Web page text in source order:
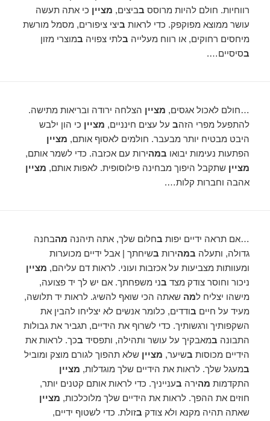
רווחיות. חולם להיות מרוסס בביצים, מציין כי אתה תעשה
עושר ממוצא מפוקפק. כדי לראות ביצי ציפורים, מסמל מורשת
מיחסים רחוקים, או רווח מעלייה בלתי צפויה במוצרי מזון
בסיסיים….
…חולם לאכול אגסים, מציין הצלחה ירודה ובריאות מתישה.
להתפעל מפרי הזהב על עצים חינניים, מציין כי הון ילבש
היבט מבטיח יותר מבעבר. חולמים לאסוף אותם, מציין
הפתעות נעימות יבואו במהירות עם אכזבה. כדי לשמר אותם,
מציין שתקבל היפוך מבחינה פילוסופית. לאפות אותם, מציין
אהבה וחברות קלות….
…אם תראה ידיים יפות בחלום שלך, אתה תיהנה מהבחנה
גדולה, ותעלה במהירות בשיחתך | אבל ידיים מכוערות
ומעוותות מצביעות על אכזבות ועוני. לראות דם עליהם, מציין
ניכור וחוסר צודק מצד בני משפחתך. אם יש לך יד פצועה,
מישהו יצליח למה שאתה הכי שואף להשיג. לראות יד תלושה,
מעיד על חיים בודדים, כלומר אנשים לא יצליחו להבין את
השקפותיך ורגשותיך. כדי לשרוף את הידיים, תגביר את גבולות
התבונה במאבקיך על עושר ותהילה, ותפסיד בכך. לראות את
הידיים מכוסות בשיער, מציין שלא תהפוך לגורם מוצק ומוביל
במעגל שלך. לראות את הידיים שלך מוגדלות, מציין
התקדמות מהירה בענייניך. כדי לראות אותם קטנים יותר,
חוזים את ההפך. לראות את הידיים שלך מלוכלכות, מציין
שאתה תהיה מקנא ולא צודק בזולת. כדי לשטוף ידיים,